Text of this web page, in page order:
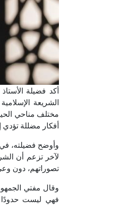
أكد فضيلة
الشريعة
مختلف مناحي
أفكار مضللة تؤدي
لآخر تزعم أن
تصوراتهم، دون
وقال مفتي
فهي ليست حدودًا